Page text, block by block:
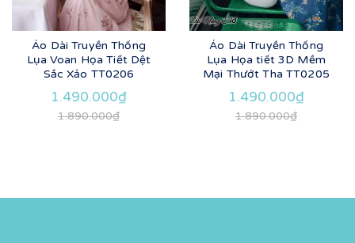
Áo Dài Truyền Thống
Lụa Voan Họa Tiết Dệt
Sắc Xảo TT0206
1.490.000₫
1.890.000₫
Áo Dài Truyền Thống
Lụa Họa tiết 3D Mềm
Mại Thướt Tha TT0205
1.490.000₫
1.890.000₫